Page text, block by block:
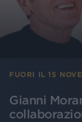
FUORI IL 15
Gianni